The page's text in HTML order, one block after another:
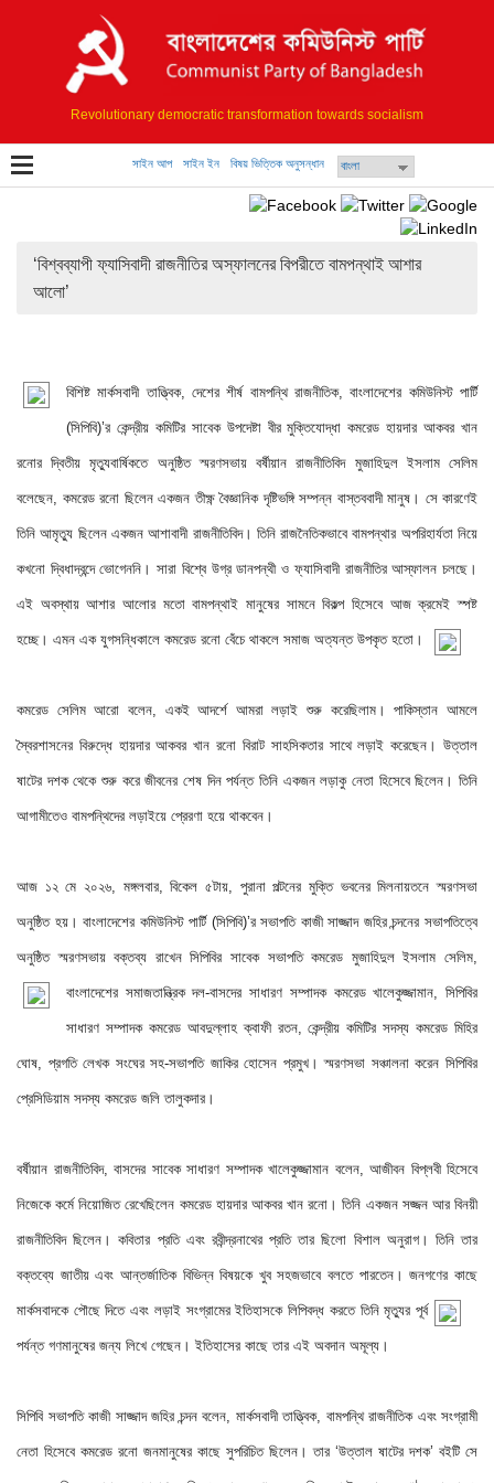
Revolutionary democratic transformation towards socialism
সাইন আপ সাইন ইন বিষয় ভিত্তিক অনুসন্ধান
‘বিশ্বব্যাপী ফ্যাসিবাদী রাজনীতির অস্ফালনের বিপরীতে বামপন্থাই আশার
আলো’
বিশিষ্ট মার্কসবাদী তাত্ত্বিক, দেশের শীর্ষ বামপন্থি রাজনীতিক, বাংলাদেশের কমিউনিস্ট পার্টি
(সিপিবি)’র কেন্দ্রীয় কমিটির সাবেক উপদেষ্টা বীর মুক্তিযোদ্ধা কমরেড হায়দার আকবর খান
রনোর দ্বিতীয় মৃত্যুবার্ষিকতে অনুষ্ঠিত স্মরণসভায় বর্ষীয়ান রাজনীতিবিদ মুজাহিদুল ইসলাম সেলিম
বলেছেন, কমরেড রনো ছিলেন একজন তীক্ষ্ণ বৈজ্ঞানিক দৃষ্টিভঙ্গি সম্পন্ন বাস্তববাদী মানুষ। সে কারণেই
তিনি আমৃত্যু ছিলেন একজন আশাবাদী রাজনীতিবিদ। তিনি রাজনৈতিকভাবে বামপন্থার অপরিহার্যতা নিয়ে
কখনো দ্বিধাদ্বন্দে ভোগেননি। সারা বিশ্বে উগ্র ডানপন্থী ও ফ্যাসিবাদী রাজনীতির আস্ফালন চলছে।
এই অবস্থায় আশার আলোর মতো বামপন্থাই মানুষের সামনে বিকল্প হিসেবে আজ ক্রমেই স্পষ্ট
হচ্ছে। এমন এক যুগসন্ধিকালে কমরেড রনো বেঁচে থাকলে সমাজ অত্যন্ত উপকৃত হতো।
কমরেড সেলিম আরো বলেন, একই আদর্শে আমরা লড়াই শুরু করেছিলাম। পাকিস্তান আমলে
স্বৈরশাসনের বিরুদ্ধে হায়দার আকবর খান রনো বিরাট সাহসিকতার সাথে লড়াই করেছেন। উত্তাল
ষাটের দশক থেকে শুরু করে জীবনের শেষ দিন পর্যন্ত তিনি একজন লড়াকু নেতা হিসেবে ছিলেন। তিনি
আগামীতেও বামপন্থিদের লড়াইয়ে প্রেরণা হয়ে থাকবেন।
আজ ১২ মে ২০২৬, মঙ্গলবার, বিকেল ৫টায়, পুরানা পল্টনের মুক্তি ভবনের মিলনায়তনে স্মরণসভা
অনুষ্ঠিত হয়। বাংলাদেশের কমিউনিস্ট পার্টি (সিপিবি)’র সভাপতি কাজী সাজ্জাদ জহির চন্দনের সভাপতিত্বে
অনুষ্ঠিত স্মরণসভায় বক্তব্য রাখেন সিপিবির সাবেক সভাপতি কমরেড মুজাহিদুল ইসলাম সেলিম,
বাংলাদেশের সমাজতান্ত্রিক দল-বাসদের সাধারণ সম্পাদক কমরেড খালেকুজ্জামান, সিপিবির
সাধারণ সম্পাদক কমরেড আবদুল্লাহ ক্বাফী রতন, কেন্দ্রীয় কমিটির সদস্য কমরেড মিহির
ঘোষ, প্রগতি লেখক সংঘের সহ-সভাপতি জাকির হোসেন প্রমুখ। স্মরণসভা সঞ্চালনা করেন সিপিবির
প্রেসিডিয়াম সদস্য কমরেড জলি তালুকদার।
বর্ষীয়ান রাজনীতিবিদ, বাসদের সাবেক সাধারণ সম্পাদক খালেকুজ্জামান বলেন, আজীবন বিপ্লবী হিসেবে
নিজেকে কর্মে নিয়োজিত রেখেছিলেন কমরেড হায়দার আকবর খান রনো। তিনি একজন সজ্জন আর বিনয়ী
রাজনীতিবিদ ছিলেন। কবিতার প্রতি এবং রবীন্দ্রনাথের প্রতি তার ছিলো বিশাল অনুরাগ। তিনি তার
বক্তব্যে জাতীয় এবং আন্তর্জাতিক বিভিন্ন বিষয়কে খুব সহজভাবে বলতে পারতেন। জনগণের কাছে
মার্কসবাদকে পৌছে দিতে এবং লড়াই সংগ্রামের ইতিহাসকে লিপিবদ্ধ করতে তিনি মৃত্যুর পূর্ব
পর্যন্ত গণমানুষের জন্য লিখে গেছেন। ইতিহাসের কাছে তার এই অবদান অমূল্য।
সিপিবি সভাপতি কাজী সাজ্জাদ জহির চন্দন বলেন, মার্কসবাদী তাত্ত্বিক, বামপন্থি রাজনীতিক এবং সংগ্রামী
নেতা হিসেবে কমরেড রনো জনমানুষের কাছে সুপরিচিত ছিলেন। তার ‘উত্তাল ষাটের দশক’ বইটি সে